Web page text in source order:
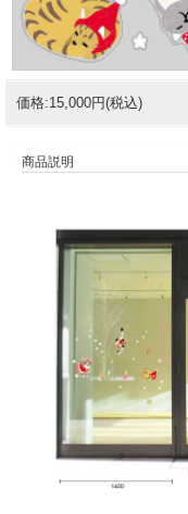
価格:15,000円(税込)
商品説明